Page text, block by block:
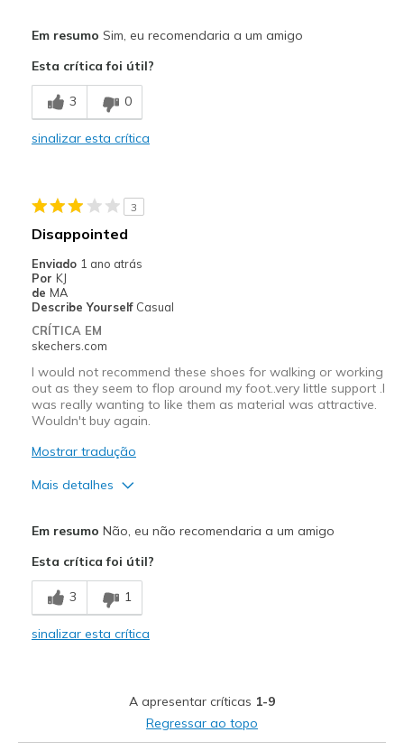
Comfortable
Stylish
Special Occasions
Width
Sizing
Feels true to size
View On Shoes
Em resumo Sim, eu recomendaria a um amigo
Esta crítica foi útil?
3 0
sinalizar esta crítica
3
Disappointed
Enviado 1 ano atrás
Por KJ
de MA
Describe Yourself Casual
CRÍTICA EM
skechers.com
I would not recommend these shoes for walking or working
out as they seem to flop around my foot..very little support .I
was really wanting to like them as material was attractive.
Wouldn't buy again.
Mostrar tradução
Mais detalhes
Contras
No support
Em resumo Não, eu não recomendaria a um amigo
Esta crítica foi útil?
3 1
sinalizar esta crítica
A apresentar críticas 1-9
Regressar ao topo